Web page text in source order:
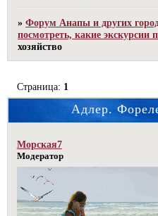
»Форум Анапы и других
посмотреть, какие экскурсии
хозяйство
Адлер.
Страница: 1
Морская7
Модератор